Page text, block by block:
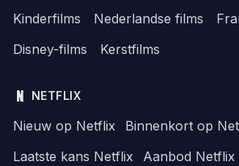
Kinderfilms
Nederlandse films
Disney-films
Kerstfilms
NETFLIX
Nieuw op Netflix
Binnenkort op
Laatste kans Netflix
Aanbod Netflix